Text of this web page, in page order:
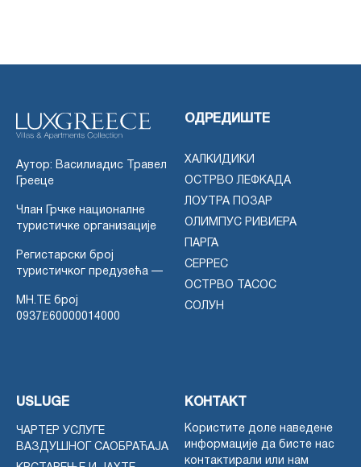
Аутор: Василиадис Травел
Грееце
Члан Грчке националне
туристичке организације
Регистарски број
туристичког предузећа —
MH.TE број
0937Ε60000014000
ОДРЕДИШТЕ
ХАЛКИДИКИ
ОСТРВО ЛЕФКАДА
ЛОУТРА ПОЗАР
ОЛИМПУС РИВИЕРА
ПАРГА
СЕРРЕС
ОСТРВО ТАСОС
СОЛУН
USLUGE
ЧАРТЕР УСЛУГЕ
ВАЗДУШНОГ САОБРАЋАЈА
КОНТАКТ
Користите доле наведене
информације да бисте нас
контактирали или нам